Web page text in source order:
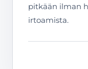
pitkään ilman
irtoamista.